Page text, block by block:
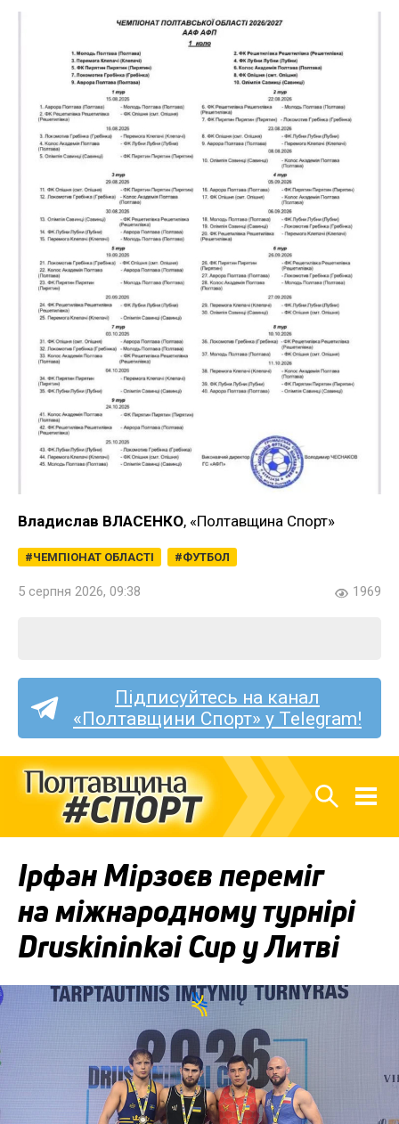
Владислав ВЛАСЕНКО, «Полтавщина Спорт»
ЧЕМПІОНАТ ОБЛАСТІ ФУТБОЛ
5 серпня 2026, 09:38 1969
Підписуйтесь на канал
«Полтавщини Спорт» у Telegram!
Ірфан Мірзоєв переміг
на міжнародному турнірі
Druskininkai Cup у Литві